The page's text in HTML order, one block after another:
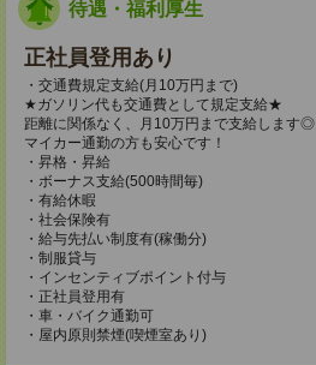
待遇・福利厚生
正社員登用あり
・交通費規定支給(月10万円まで)
★ガソリン代も交通費として規定支給★
距離に関係なく、月10万円まで支給します◎
マイカー通勤の方も安心です！
・昇格・昇給
・ボーナス支給(500時間毎)
・有給休暇
・社会保険有
・給与先払い制度有(稼働分)
・制服貸与
・インセンティブポイント付与
・正社員登用有
・車・バイク通勤可
・屋内原則禁煙(喫煙室あり)